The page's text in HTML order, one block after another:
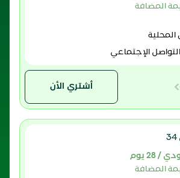
المضافة
المحلية
التواصل الإجتماعي
أشتري الأن
/ 28 يوم
المضافة